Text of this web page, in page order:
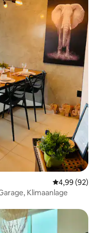
4,99 (92)
Klimaanlage